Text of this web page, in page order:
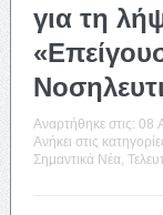
για τη
Αναρτήθηκε στις: 08
Ανήκει στις
Σημαντικά Νέα